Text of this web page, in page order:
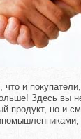
что и
Здесь вы
продукт, но и